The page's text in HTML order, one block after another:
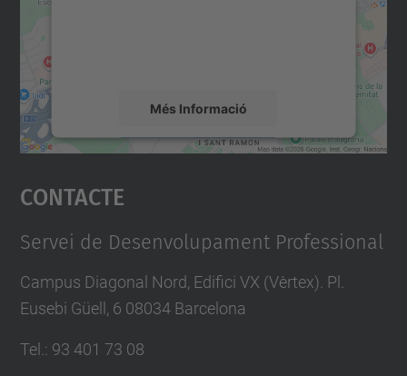
Més Informació
Accepta
powered by
Contacte
Servei de Desenvolupament Professional
Campus Diagonal Nord, Edifici VX (Vèrtex). Pl.
Eusebi Güell, 6 08034 Barcelona
Tel. : 93 401 73 08